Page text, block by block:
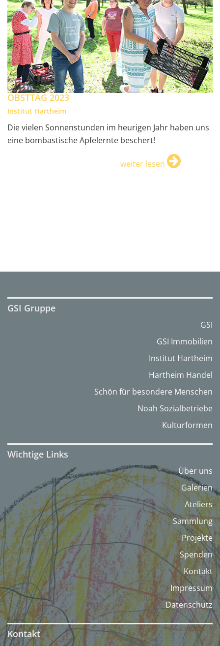
OBSTTAG 2023
Institut Hartheim
Die vielen Sonnenstunden im heurigen Jahr haben uns
eine bombastische Apfelernte beschert!
weiter lesen
GSI Gruppe
GSI
GSI Immobilien
Institut Hartheim
Hartheim Handel
Schön für besondere Menschen
Noah Sozialbetriebe
Kulturformen
Wichtige Links
Über uns
Galerien
Ateliers
Sammlung
Projekte
Spenden
Kontakt
Impressum
Datenschutz
Kontakt